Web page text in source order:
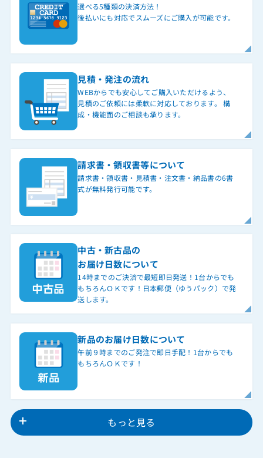
選べる5種類の決済方法！
後払いにも対応でスムーズにご購入が可能です。
見積・発注の流れ
WEBからでも安心してご購入いただけるよう、
見積のご依頼には柔軟に対応しております。 構
成・機能面のご相談も承ります。
請求書・領収書等について
請求書・領収書・見積書・注文書・納品書の6書
式が無料発行可能です。
中古・新古品の
お届け日数について
14時までのご決済で最短即日発送！1台からでも
もちろんＯＫです！日本郵便（ゆうパック）で発
送します。
新品のお届け日数について
午前９時までのご発注で即日手配！1台からでも
もちろんＯＫです！
もっと見る